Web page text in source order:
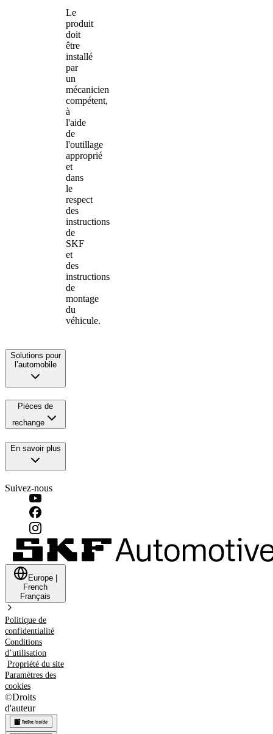
Le
produit
doit
être
installé
par
un
mécanicien
compétent,
à
l'aide
de
l'outillage
approprié
et
dans
le
respect
des
instructions
de
SKF
et
des
instructions
de
montage
du
véhicule.
Solutions pour
l’automobile
Pièces de
rechange
En savoir plus
Suivez-nous
Europe
French
Français
Politique de
confidentialité
Conditions
d’utilisation
Propriété du site
Paramètres des
cookies
©Droits
d'auteur